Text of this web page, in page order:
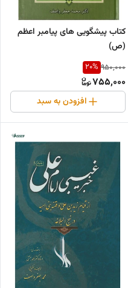
کتاب پیشگویی های پیامبر اعظم
(ص)
950,000
20%
755,000
افزودن به سبد